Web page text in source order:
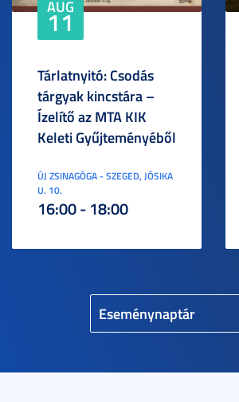
Eseménynaptár
AUG
11
Tárlatnyitó: Csodás
tárgyak kincstára –
Ízelítő az MTA KIK
Keleti Gyűjteményéből
ÚJ ZSINAGÓGA - SZEGED, JÓSIKA
U. 10.
16:00 - 18:00